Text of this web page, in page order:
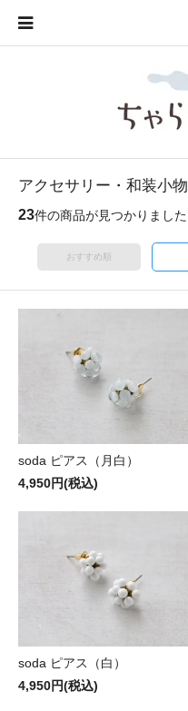
アクセサリー・和装小物
23件の商品が見つかりました
おすすめ順
soda ピアス（月白）
4,950円(税込)
soda ピアス（白）
4,950円(税込)